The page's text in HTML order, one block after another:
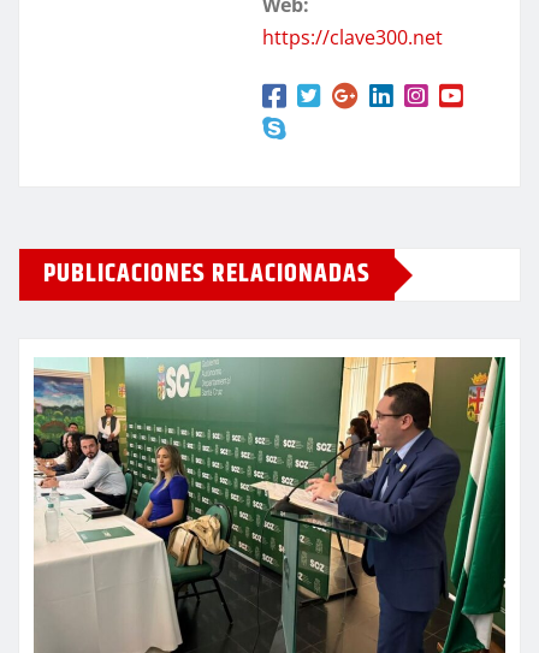
https://clave300.net
PUBLICACIONES RELACIONADAS